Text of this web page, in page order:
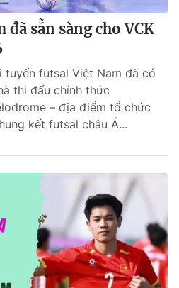
sẵn sàng cho VCK
tuyển futsal Việt Nam đã có
thi đấu chính thức
– địa điểm tổ chức
kết futsal châu Á...